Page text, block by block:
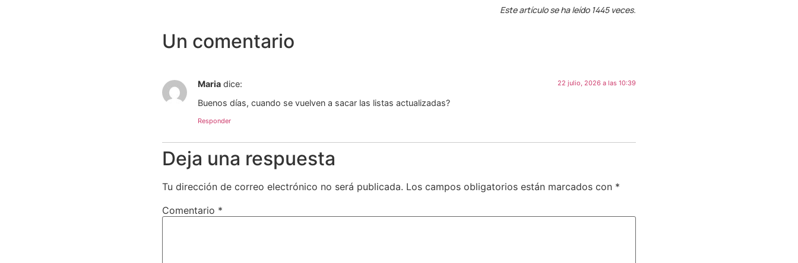
Este artículo se ha leído 1445 veces.
Un comentario
Maria dice: 22 julio, 2026 a las 10:39
Buenos días, cuando se vuelven a sacar las listas actualizadas?
Responder
Deja una respuesta
Tu dirección de correo electrónico no será publicada. Los campos obligatorios están marcados con *
Comentario *